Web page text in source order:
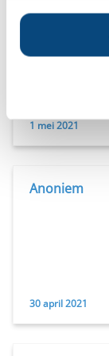
Dhr Tielen
1 mei 2021
Anoniem
30 april 2021